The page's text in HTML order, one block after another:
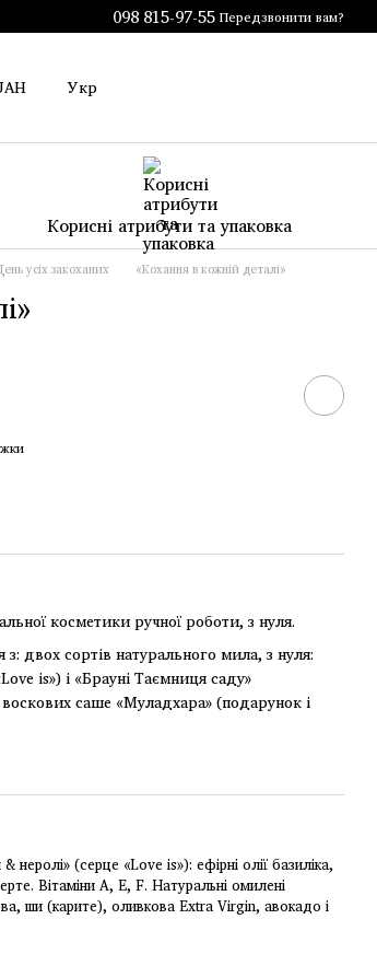
098 815-97-55 Передзвонити вам?
Укр
Корисні атрибути та упаковка
усіх закоханих «Кохання в кожній деталі»
косметики ручної роботи, з нуля.
двох сортів натурального мила, з нуля:
is») і «Брауні Таємниця саду»
саше «Муладхара» (подарунок і
неролі» (серце «Love is»): ефірні олії базиліка,
Вітаміни А, Е, F. Натуральні омилені
ши (карите), оливкова Extra Virgin, авокадо і